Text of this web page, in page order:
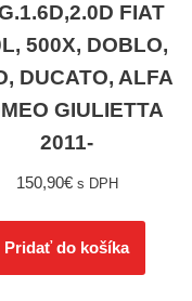
FIAT
500X, DOBLO,
DUCATO, ALFA
GIULIETTA
2011-
150,90€ s DPH
Pridať do košíka